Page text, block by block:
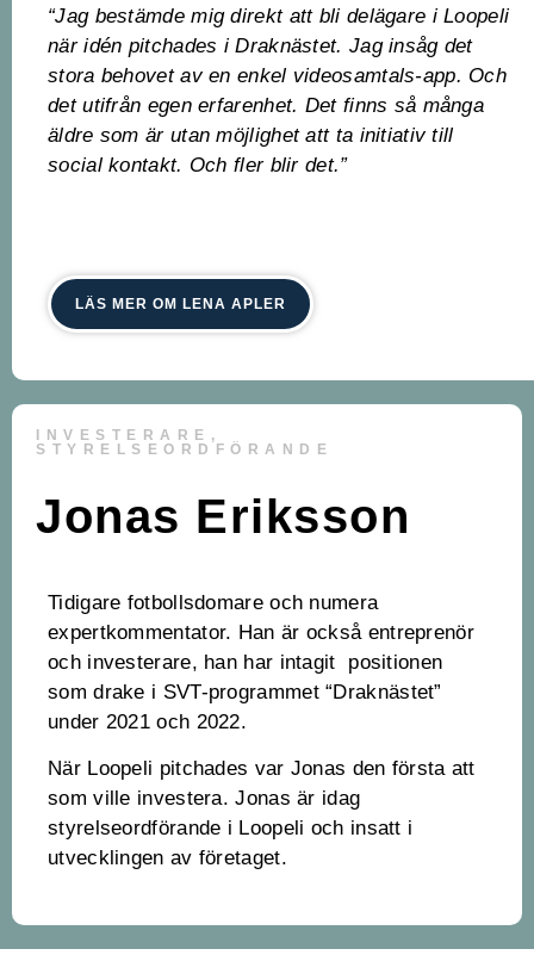
“Jag bestämde mig direkt att bli delägare i Loopeli
när idén pitchades i Draknästet. Jag insåg det
stora behovet av en enkel videosamtals-app. Och
det utifrån egen erfarenhet. Det finns så många
äldre som är utan möjlighet att ta initiativ till
social kontakt. Och fler blir det.”
LÄS MER OM LENA APLER
INVESTERARE,
STYRELSEORDFÖRANDE
Jonas Eriksson
Tidigare fotbollsdomare och numera
expertkommentator. Han är också entreprenör
och investerare, han har intagit positionen
som drake i SVT-programmet “Draknästet”
under 2021 och 2022.
När Loopeli pitchades var Jonas den första att
som ville investera. Jonas är idag
styrelseordförande i Loopeli och insatt i
utvecklingen av företaget.